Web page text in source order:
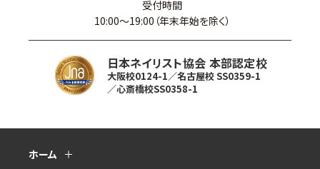
受付時間
10:00〜19:00（年末年始を除く）
日本ネイリスト協会 本部認定校
大阪校0124-1／名古屋校 SS0359-1
／心斎橋校SS0358-1
ホーム